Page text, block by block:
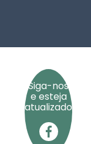
Siga-nos
e esteja
atualizado